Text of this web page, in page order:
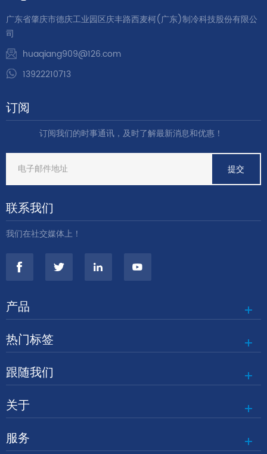
广东省肇庆市德庆工业园区庆丰路西麦柯(广东)制冷科技股份有限公
司
huaqiang909@126.com
13922210713
订阅
订阅我们的时事通讯，及时了解最新消息和优惠！
联系我们
我们在社交媒体上！
产品
热门标签
跟随我们
关于
服务